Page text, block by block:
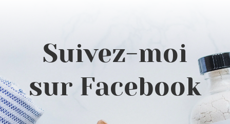
Suivez-moi
sur Facebook